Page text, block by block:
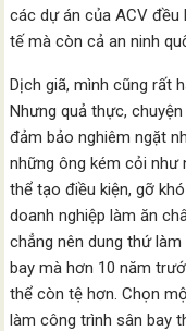
các dự án của ACV đều
tế mà còn cả an ninh
Dịch giã, mình cũng rất
Nhưng quả thực,
đảm bảo nghiêm ngặt
những ông kém cỏi như
thể tạo điều kiện, gỡ
doanh nghiệp làm ăn
chẳng nên dung thứ làm
bay mà hơn 10 năm
thể còn tệ hơn. Chọn
làm công trình sân bay